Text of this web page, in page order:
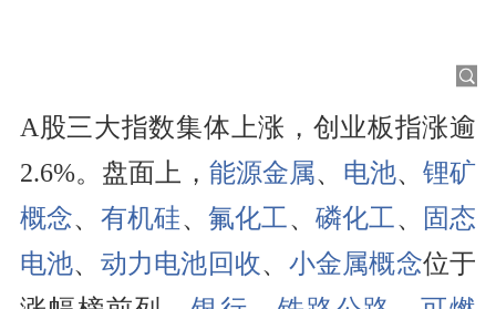
A股三大指数集体上涨，创业板指涨逾
2.6%。盘面上， 能源金属、 电池、 锂矿
概念、 有机硅、 氟化工、 磷化工、
固态
电池、 动力电池回收、 小金属概念位于